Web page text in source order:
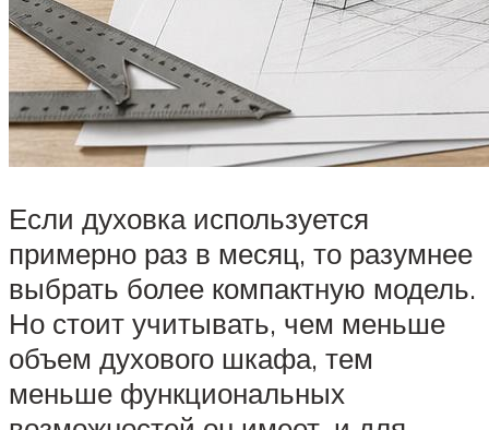
Если духовка используется
примерно раз в месяц, то разумнее
выбрать более компактную модель.
Но стоит учитывать, чем меньше
объем духового шкафа, тем
меньше функциональных